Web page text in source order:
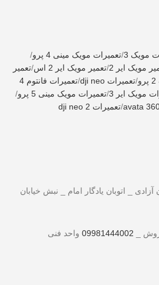
مویک 3 /تعمیرات مویک مینی 4 پرو
/
مویک ایر 2 /تعمیر مویک ایر 2 اس /تعمیر
/تعمیرات dji neo /
تعمیرات فانتوم 4
مویک ایر 3 /تعمیرات مویک مینی 5 پرو
/
/تعمیرات dji neo 2
_ اتوبان یادگار امام _ نبش خیابان
_
09981444002 واحد فنی